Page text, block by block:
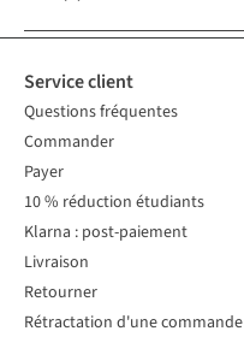
Service client
Questions fréquentes
Commander
Payer
10 % réduction étudiants
Klarna : post-paiement
Livraison
Retourner
Rétractation d'une commande